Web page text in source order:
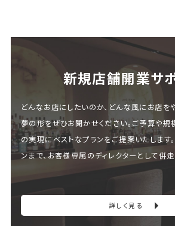
新規店舗開業サ
どんなお店にしたいのか、どんな風にお店を
夢の形をぜひお聞かせください。ご予算や規
の実現にベストなプランをご提案いたします
ンまで、お客様専属のディレクターとして併走
詳しく見る